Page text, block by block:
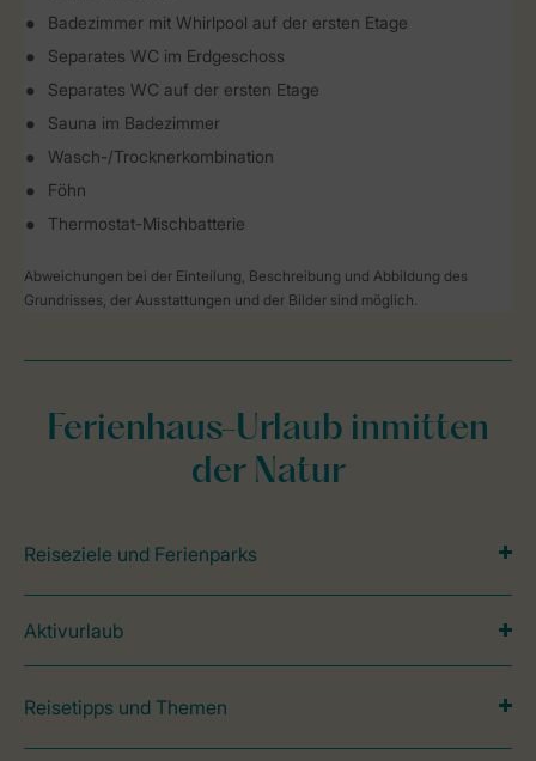
Badezimmer mit Whirlpool auf der ersten Etage
Separates WC im Erdgeschoss
Separates WC auf der ersten Etage
Sauna im Badezimmer
Wasch-/Trocknerkombination
Föhn
Thermostat-Mischbatterie
Abweichungen bei der Einteilung, Beschreibung und Abbildung des
Grundrisses, der Ausstattungen und der Bilder sind möglich.
Ferienhaus-Urlaub inmitten
der Natur
Reiseziele und Ferienparks
Aktivurlaub
Reisetipps und Themen